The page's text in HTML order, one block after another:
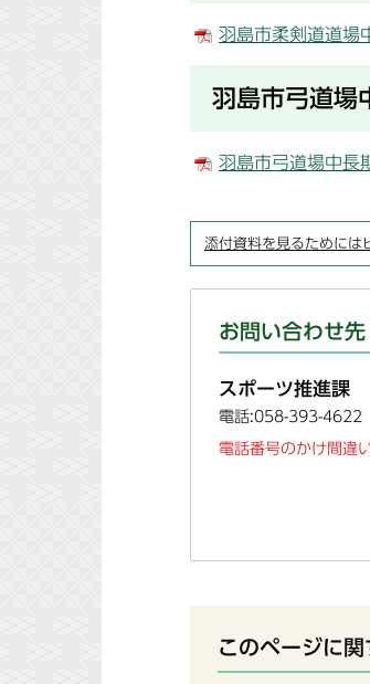
羽島市柔剣道道場
羽島市弓道場
羽島市弓道場中長
添付資料を見るためには
お問い合わせ先
スポーツ推進課
電話:058-393-4622
電話番号のかけ間違
このページに